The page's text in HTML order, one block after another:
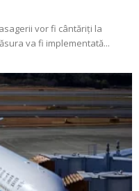
vor fi cântăriți la
va fi implementată...